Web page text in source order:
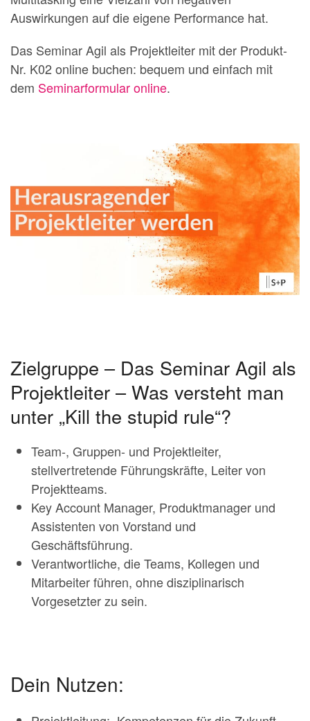
Auswirkungen auf die eigene Performance hat.
Das Seminar Agil als Projektleiter mit der Produkt-
Nr. K02 online buchen: bequem und einfach mit
dem Seminarformular online.
Zielgruppe – Das Seminar Agil als
Projektleiter – Was versteht man
unter „Kill the stupid rule“?
Team-, Gruppen- und Projektleiter,
stellvertretende Führungskräfte, Leiter von
Projektteams.
Key Account Manager, Produktmanager und
Assistenten von Vorstand und
Geschäftsführung.
Verantwortliche, die Teams, Kollegen und
Mitarbeiter führen, ohne disziplinarisch
Vorgesetzter zu sein.
Dein Nutzen: